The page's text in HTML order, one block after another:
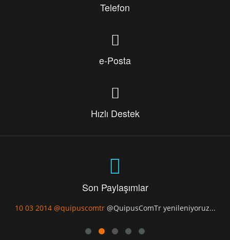
Telefon
e-Posta
Hızlı Destek
Son Paylaşımlar
10 03 2014 @quipuscomtr @QuipusComTr yenileniyoruz...